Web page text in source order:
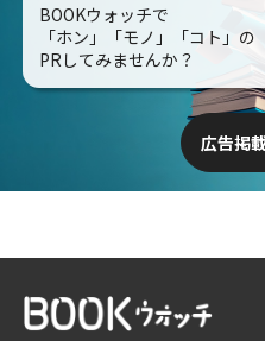
BOOKウォッチで
「ホン」「モノ」「コト」の
PRしてみませんか？
広告掲